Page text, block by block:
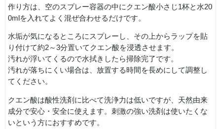
作り方は、空のスプレー容器の中にクエン酸小さじ1杯と水20
0mlを入れてよく混ぜ合わせるだけです。
水垢が気になるところにスプレーし、その上からラップを貼
り付けて約2～3分置いてクエン酸を浸透させます。
汚れが浮いてくるので水拭きしたら掃除完了です。
汚れが落ちにくい場合は、放置する時間を長めにして調整し
てください。
クエン酸は酸性洗剤に比べて洗浄力は低いですが、天然由来
成分で安心・安全に使えます。刺激の強い洗剤は使いたくな
いという方におすすめです。